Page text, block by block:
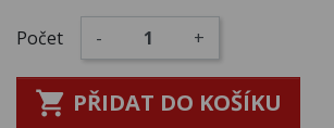
M318 M319
M321 M322 M323
Počet - +
 PŘIDAT DO KOŠÍKU